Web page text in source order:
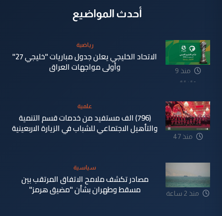
أحدث المواضيع
منذ 9
دقيقة
رياضية
الاتحاد الخليجي يعلن جدول مباريات "خليجي 27"
وأولى مواجهات العراق
منذ 47
علمية
(796) الف مستفيد من خدمات قسم التنمية
والتأهيل الاجتماعي للشباب في الزيارة الاربعينية
منذ 2 ساعة
سياسية
مصادر تكشف ملامح الاتفاق المرتقب بين
مسقط وطهران بشأن "مضيق هرمز"